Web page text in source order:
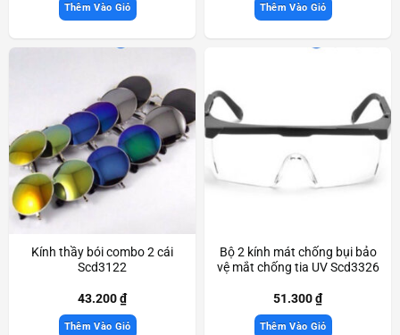
Thêm Vào Giỏ Thêm Vào Giỏ
Kính thầy bói combo 2 cái
Scd3122
43.200₫
Thêm Vào Giỏ
Bộ 2 kính mát chống bụi bảo
vệ mắt chống tia UV Scd3326
51.300₫
Thêm Vào Giỏ